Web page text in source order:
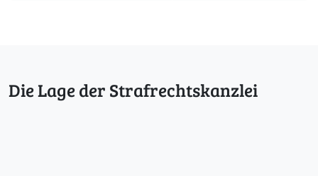
Die Lage der Strafrechtskanzlei